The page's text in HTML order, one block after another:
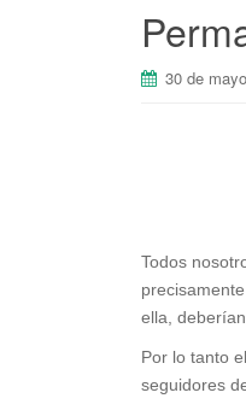
30 de
Todos
ella,
Por lo tanto
seguidores